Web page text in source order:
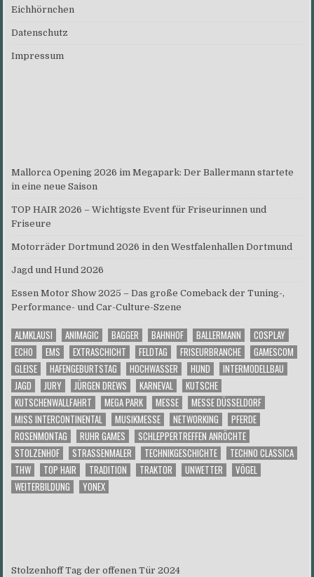
Eichhörnchen
Datenschutz
Impressum
Mallorca Opening 2026 im Megapark: Der Ballermann startete
in eine neue Saison
TOP HAIR 2026 – Wichtigste Event für Friseurinnen und
Friseure
Motorräder Dortmund 2026 in den Westfalenhallen Dortmund
Jagd und Hund 2026
Essen Motor Show 2025 – Das große Comeback der Tuning-,
Performance- und Car-Culture-Szene
ALMKLAUSI ANIMAGIC BAGGER BAHNHOF BALLERMANN
COSPLAY
ECHO
EMS EXTRASCHICHT FELDTAG FRISEURBRANCHE
GAMESCOM
GLEISE
HAFENGEBURTSTAG HOCHWASSER HUND
INTERMODELLBAU
JAGD
JURY JÜRGEN DREWS KARNEVAL
KUTSCHE
KUTSCHENWALLFAHRT
MEGA PARK MESSE
MESSE DÜSSELDORF
MISS INTERCONTINENTAL
MUSIKMESSE NETWORKING
PFERDE
ROSENMONTAG
RUHR GAMES
SCHLEPPERTREFFEN ANRÖCHTE
STOLZENHOF
STRASSENMALER TECHNIKGESCHICHTE
TECHNO CLASSICA
THW
TOP HAIR TRADITION TRAKTOR UNWETTER
VÖGEL
WEITERBILDUNG
YONEX
Stolzenhoff Tag der offenen Tür 2024